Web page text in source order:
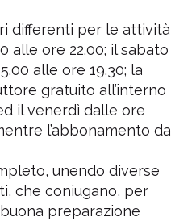
differenti per le attività
alle ore 22.00; il sabato
alle ore 19.30; la
gratuito all’interno
il venerdì dalle ore
l’abbonamento da
unendo diverse
che coniugano, per
preparazione